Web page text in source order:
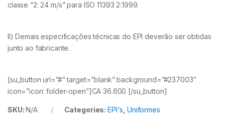
classe “2: 24 m/s” para ISO 11393 2:1999.
II) Demais especificações técnicas do EPI deverão ser obtidas
junto ao fabricante.
[su_button url=”#” target=”blank” background=”#237003″
icon=”icon: folder-open”]CA 36.600 [/su_button]
SKU:N/A Categories: EPI's, Uniformes